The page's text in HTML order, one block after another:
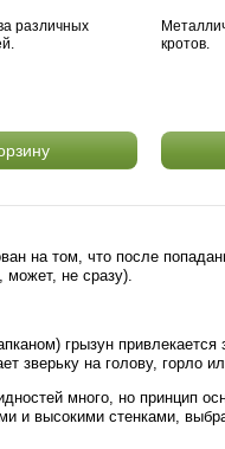
различных
кротов.
на том, что после
может, не сразу).
грызун
зверьку на голову,
много, но принцип
и высокими стенками,